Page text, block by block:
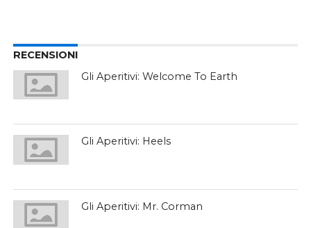
RECENSIONI
Gli Aperitivi: Welcome To Earth
Gli Aperitivi: Heels
Gli Aperitivi: Mr. Corman